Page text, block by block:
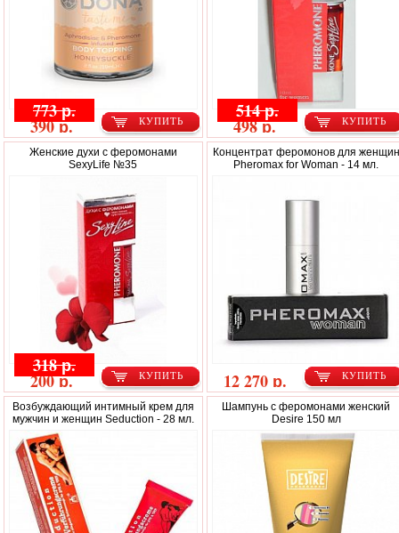
КУПИТЬ
773 р.
390 р. КУПИТЬ
514 р.
498 р.
Женские духи с феромонами
SexyLife №35
КУПИТЬ
318 р.
200 р.
Концентрат феромонов для женщин
Pheromax for Woman - 14 мл.
КУПИТЬ
12 270 р.
Возбуждающий интимный крем для
мужчин и женщин Seduction - 28 мл.
Шампунь с феромонами женский
Desire 150 мл